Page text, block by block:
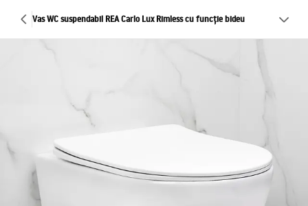
Vas WC suspendabil REA Carlo Lux Rimless cu funcție bideu